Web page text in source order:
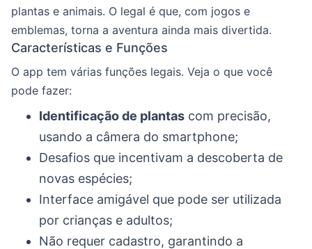
plantas e animais. O legal é que, com jogos e
emblemas, torna a aventura ainda mais divertida.
Características e Funções
O app tem várias funções legais. Veja o que você
pode fazer:
Identificação de plantas com precisão,
usando a câmera do smartphone;
Desafios que incentivam a descoberta de
novas espécies;
Interface amigável que pode ser utilizada
por crianças e adultos;
Não requer cadastro, garantindo a